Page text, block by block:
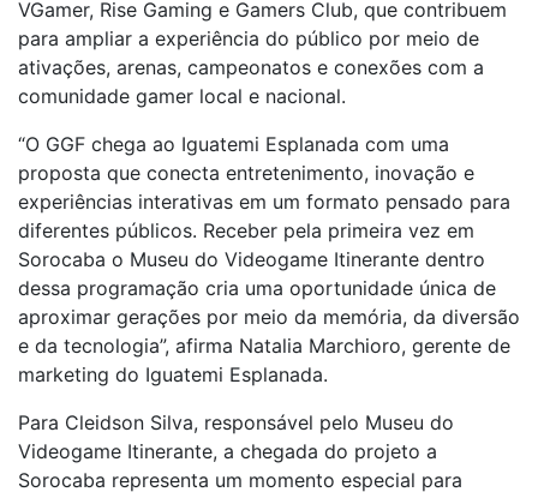
VGamer, Rise Gaming e Gamers Club, que contribuem
para ampliar a experiência do público por meio de
ativações, arenas, campeonatos e conexões com a
comunidade gamer local e nacional.
“O GGF chega ao Iguatemi Esplanada com uma
proposta que conecta entretenimento, inovação e
experiências interativas em um formato pensado para
diferentes públicos. Receber pela primeira vez em
Sorocaba o Museu do Videogame Itinerante dentro
dessa programação cria uma oportunidade única de
aproximar gerações por meio da memória, da diversão
e da tecnologia”, afirma Natalia Marchioro, gerente de
marketing do Iguatemi Esplanada.
Para Cleidson Silva, responsável pelo Museu do
Videogame Itinerante, a chegada do projeto a
Sorocaba representa um momento especial para